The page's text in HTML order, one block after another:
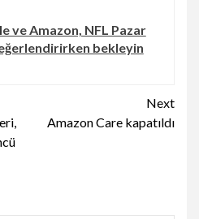
ve Amazon, NFL Pazar
bekleyin
Next
Amazon Care kapatıldı